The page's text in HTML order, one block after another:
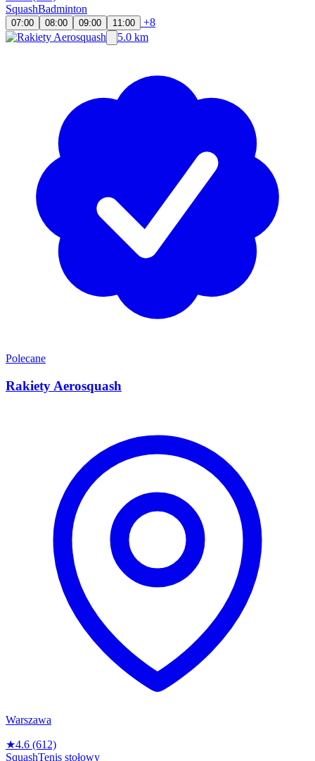
SquashBadminton
07:00 08:00 09:00 11:00
+8
5.0 km
Polecane
Rakiety Aerosquash
Warszawa
★4.6 (612)
SquashTenis stołowy